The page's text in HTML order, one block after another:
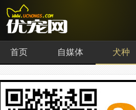
首页 自媒体 犬种